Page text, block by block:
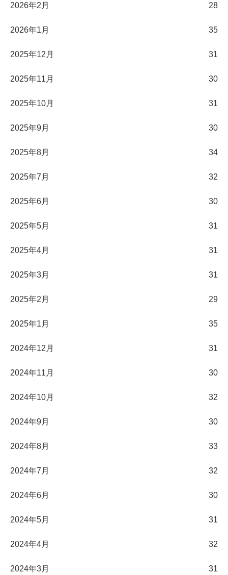
2026年2月 28
2026年1月 35
2025年12月 31
2025年11月 30
2025年10月 31
2025年9月 30
2025年8月 34
2025年7月 32
2025年6月 30
2025年5月 31
2025年4月 31
2025年3月 31
2025年2月 29
2025年1月 35
2024年12月 31
2024年11月 30
2024年10月 32
2024年9月 30
2024年8月 33
2024年7月 32
2024年6月 30
2024年5月 31
2024年4月 32
2024年3月 31